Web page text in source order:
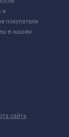
и
покупатели
в нашем
сайта